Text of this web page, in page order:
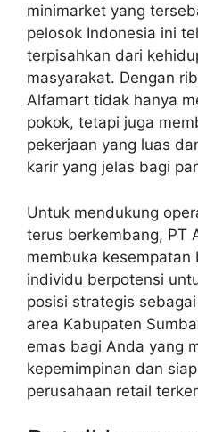
minimarket yang
pelosok Indonesia ini
terpisahkan dari
masyarakat. Dengan
Alfamart tidak hanya
pokok, tetapi juga
pekerjaan yang luas
karir yang jelas bagi
Untuk mendukung
terus berkembang, PT
membuka
individu berpotensi
posisi strategis
area Kabupaten
emas bagi Anda yang
kepemimpinan dan
perusahaan retail